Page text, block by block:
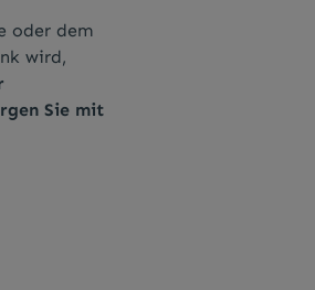
oder dem
wird,
Sie mit